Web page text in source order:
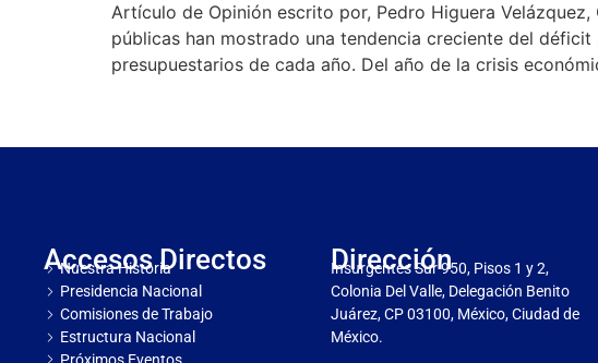
Artículo de Opinión escrito por, Pedro Higuera Velázquez,
públicas han mostrado una tendencia creciente del
presupuestarios de cada año. Del año de la crisis
Accesos Directos
Nuestra Historia
Presidencia Nacional
Comisiones de Trabajo
Estructura Nacional
Dirección
Insurgentes Sur 950, Pisos 1 y 2,
Colonia Del Valle, Delegación Benito
Juárez, CP 03100, México, Ciudad de
México.